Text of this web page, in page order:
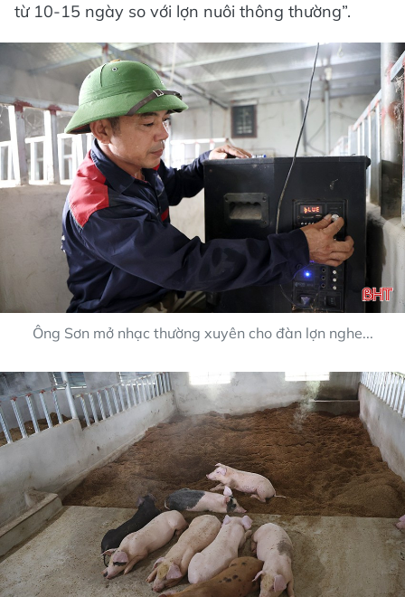
từ 10-15 ngày so với lợn nuôi thông thường”.
Ông Sơn mở nhạc thường xuyên cho đàn lợn nghe...